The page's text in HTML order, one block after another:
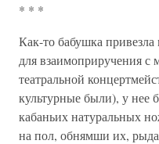
* * *
Как-то бабушка
для взаимоприручения
театральной
культурные были), у нее
кабаньих натуральных
на пол, обнямши их,